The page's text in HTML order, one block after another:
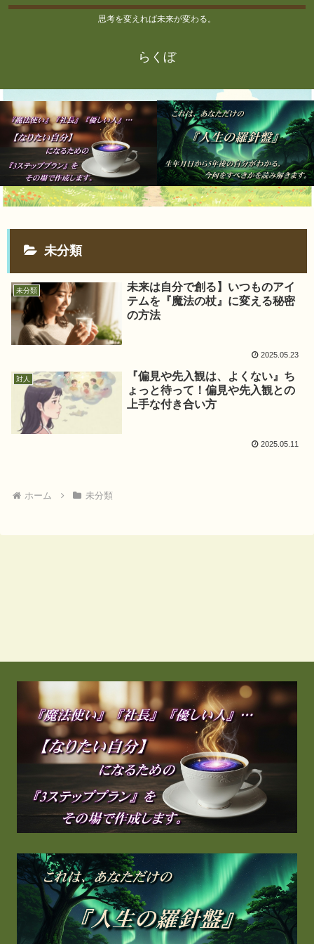
思考を変えれば未来が変わる。
らくぼ
未分類
未分類
未来は自分で創る】いつものアイ
テムを『魔法の杖』に変える秘密
の方法
2025.05.23
対人
『偏見や先入観は、よくない』ち
ょっと待って！偏見や先入観との
上手な付き合い方
2025.05.11
ホーム 未分類